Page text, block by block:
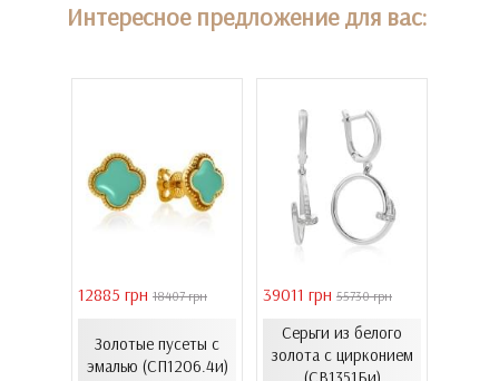
Интересное предложение для вас:
12885 грн 18407 грн
Золотые пусеты с
эмалью (СП1206.4и)
39011 грн 55730 грн
Серьги из белого
золота с цирконием
(СВ1351Би)